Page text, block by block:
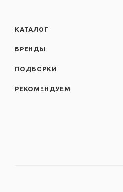
КАТАЛОГ
БРЕНДЫ
ПОДБОРКИ
РЕКОМЕНДУЕМ